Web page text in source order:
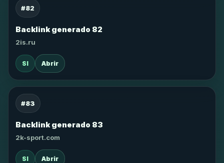
#82
Backlink generado 82
2is.ru
SI Abrir
#83
Backlink generado 83
2k-sport.com
SI Abrir